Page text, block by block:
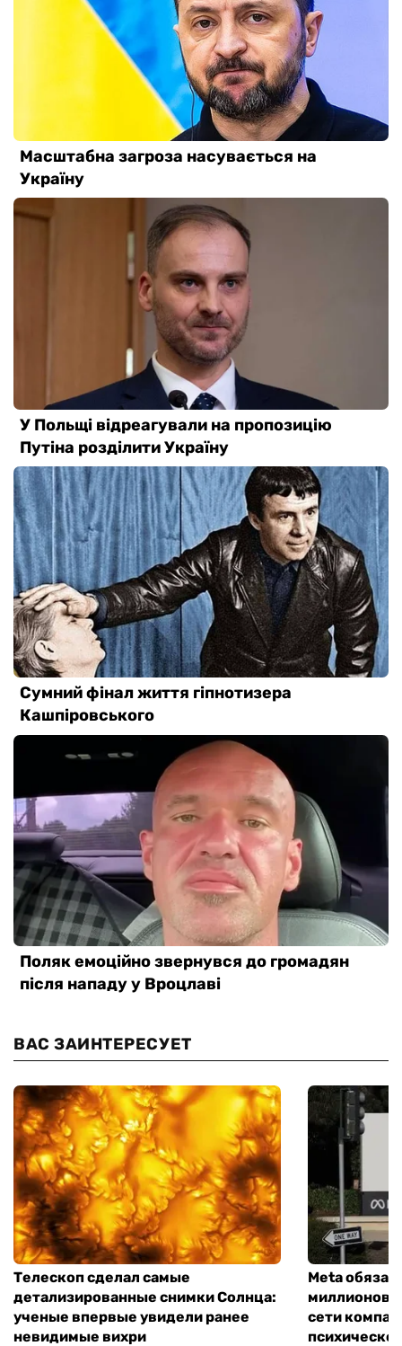
ВАС ЗАИНТЕРЕСУЕТ
Телескоп сделал самые
детализированные снимки Солнца:
ученые впервые увидели ранее
невидимые вихри
Meta
миллионов
сети